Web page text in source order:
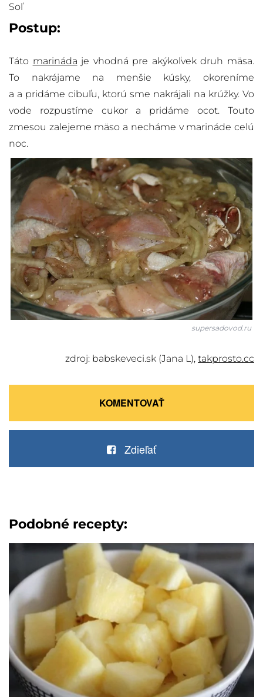
Soľ
Postup:
Táto marináda je vhodná pre akýkoľvek druh mäsa.
To nakrájame na menšie kúsky, okoreníme
a a pridáme cibuľu, ktorú sme nakrájali na krúžky. Vo
vode rozpustíme cukor a pridáme ocot. Touto
zmesou zalejeme mäso a necháme v marináde celú
noc.
supersadovod.ru
zdroj: babskeveci.sk (Jana L), takprosto.cc
KOMENTOVAŤ
Zdieľať
Podobné recepty: